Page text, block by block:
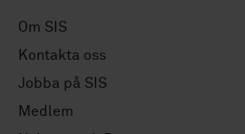
Om SIS
Kontakta oss
Jobba på SIS
Medlem